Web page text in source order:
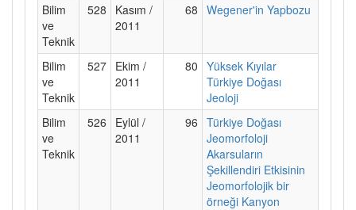
Bilim
ve
Teknik
528
Kasım /
2011
68 Wegener'in Yapbozu
Bilim
ve
Teknik
527 Ekim /
2011
80 Yüksek Kıyılar
Türkiye Doğası
Jeoloji
Bilim
ve
Teknik
526
Eylül /
2011
96 Türkiye Doğası
Jeomorfoloji
Akarsuların
Şekillendiri Etkisinin
Jeomorfolojik bir
örneği Kanyon